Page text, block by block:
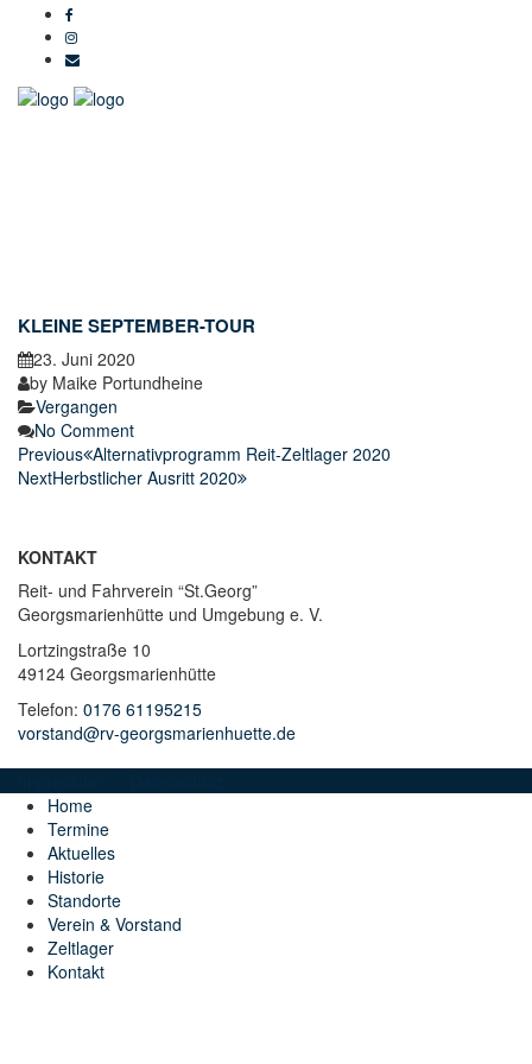
KLEINE SEPTEMBER-TOUR
23. Juni 2020
by Maike Portundheine
Vergangen
No Comment
Previous Alternativprogramm Reit-Zeltlager 2020
NextHerbstlicher Ausritt 2020
KONTAKT
Reit- und Fahrverein “St.Georg”
Georgsmarienhütte und Umgebung e. V.
Lortzingstraße 10
49124 Georgsmarienhütte
Telefon: 0176 61195215
vorstand@rv-georgsmarienhuette.de
Home
Termine
Aktuelles
Historie
Standorte
Verein & Vorstand
Zeltlager
Kontakt